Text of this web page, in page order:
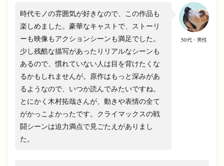
50代・男性
時代モノの雰囲気が好きなので、この作品も
楽しめました。豪華なキャストで、ストーリ
ーも映像もアクションシーンも満足でした。
少し残酷な描写があったりリアルなシーンも
あるので、慣れていない人は目を背けたくな
るかもしれませんが。原作はもっと深みがあ
るようなので、いつか読んでみたいですね。
とにかく木村拓哉さんが、動きや表情の全て
がかっこよかったです。クライマックスの戦
闘シーンは迫力満点で見ごたえがありまし
た。